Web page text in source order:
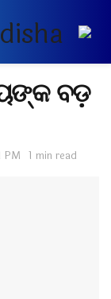
ବଡ଼
PM 1 min read